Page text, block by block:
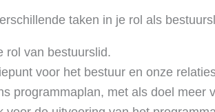
taken in je rol als
rol van bestuurslid.
voor het bestuur en onze
programmaplan, met als doel meer